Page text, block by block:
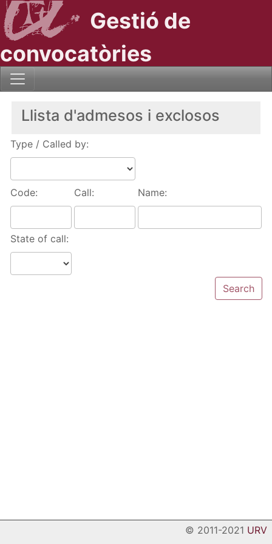
Gestió de
convocatòries
Llista d'admesos i exclosos
Type / Called by:
Code: Call: Name:
State of call:
© 2011-2021 URV